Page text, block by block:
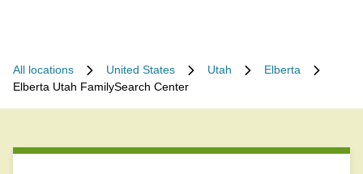
All locations United States Utah
Elberta
Elberta Utah FamilySearch Center